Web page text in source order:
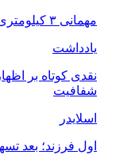
مهمانی ۳ کیلومتری خرم آباد؛ کاری بزرگ با چند نقد کوچک
یادداشت
نقدی کوتاه بر
شفافیت
اسلایدر
اول فرزند؛ بعد